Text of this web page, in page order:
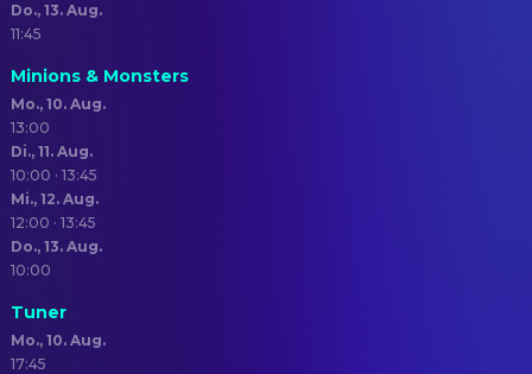
Do., 13. Aug.
11:45
Minions & Monsters
Mo., 10. Aug.
13:00
Di., 11. Aug.
10:00 · 13:45
Mi., 12. Aug.
12:00 · 13:45
Do., 13. Aug.
10:00
Tuner
Mo., 10. Aug.
17:45